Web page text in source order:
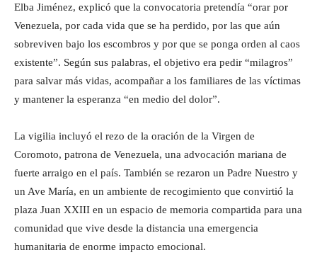
Elba Jiménez, explicó que la convocatoria pretendía “orar por
Venezuela, por cada vida que se ha perdido, por las que aún
sobreviven bajo los escombros y por que se ponga orden al caos
existente”. Según sus palabras, el objetivo era pedir “milagros”
para salvar más vidas, acompañar a los familiares de las víctimas
y mantener la esperanza “en medio del dolor”.
La vigilia incluyó el rezo de la oración de la Virgen de
Coromoto, patrona de Venezuela, una advocación mariana de
fuerte arraigo en el país. También se rezaron un Padre Nuestro y
un Ave María, en un ambiente de recogimiento que convirtió la
plaza Juan XXIII en un espacio de memoria compartida para una
comunidad que vive desde la distancia una emergencia
humanitaria de enorme impacto emocional.